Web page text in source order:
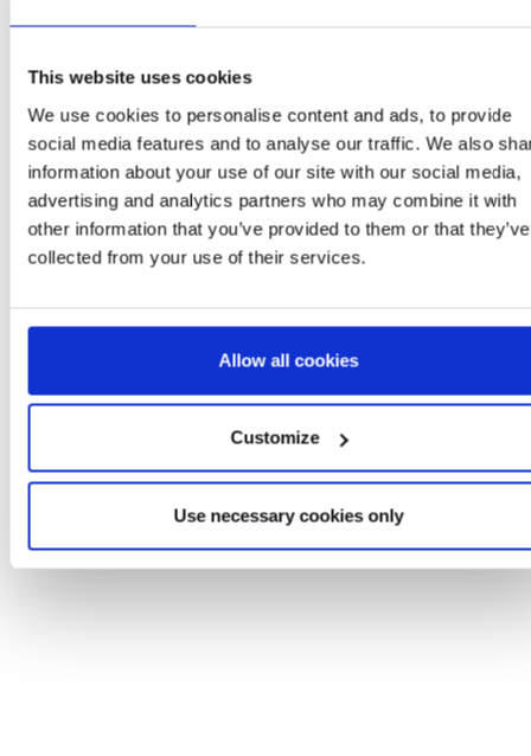
This website uses cookies
We use cookies to personalise content and ads, to provide
social media features and to analyse our traffic. We also
information about your use of our site with our social media,
advertising and analytics partners who may combine it with
other information that you’ve provided to them or that they’ve
collected from your use of their services.
Allow all cookies
Customize
Use necessary cookies only
More Items FROZEN
CAP SET OF
SUNGLASSES FROZEN
Ref: 2200010153
KIDS BACKPACK 3D
FROZEN
Ref: 2100005875